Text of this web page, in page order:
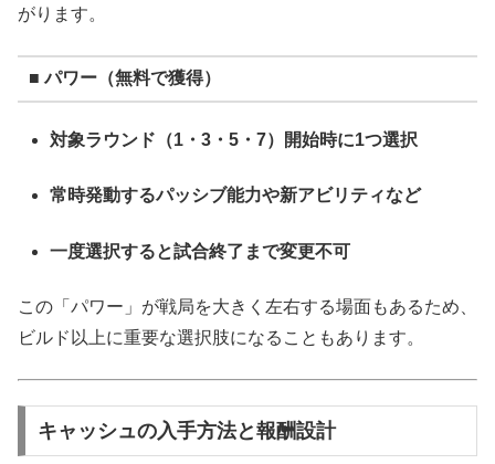
がります。
■ パワー（無料で獲得）
対象ラウンド（1・3・5・7）開始時に1つ選択
常時発動するパッシブ能力や新アビリティなど
一度選択すると試合終了まで変更不可
この「パワー」が戦局を大きく左右する場面もあるため、
ビルド以上に重要な選択肢になることもあります。
キャッシュの入手方法と報酬設計